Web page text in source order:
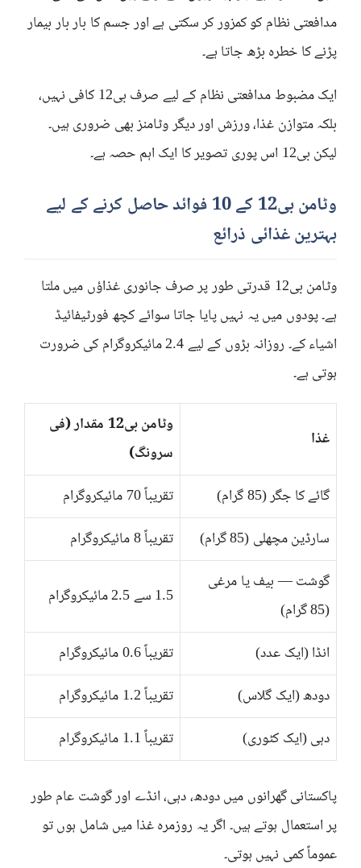
مدافعتی نظام کو کمزور کر سکتی ہے اور جسم کا بار بار بیمار
پڑنے کا خطرہ بڑھ جاتا ہے۔
ایک مضبوط مدافعتی نظام کے لیے صرف بی12 کافی نہیں،
بلکہ متوازن غذا، ورزش اور دیگر وٹامنز بھی ضروری ہیں۔
لیکن بی12 اس پوری تصویر کا ایک اہم حصہ ہے۔
وٹامن بی12 کے 10 فوائد حاصل کرنے کے لیے
بہترین غذائی ذرائع
وٹامن بی12 قدرتی طور پر صرف جانوری غذاؤں میں ملتا
ہے۔ پودوں میں یہ نہیں پایا جاتا سوائے کچھ فورٹیفائیڈ
اشیاء کے۔ روزانہ بڑوں کے لیے 2.4 مائیکروگرام کی ضرورت
ہوتی ہے۔
غذا
وٹامن بی12 مقدار (فی
سرونگ)
گائے کا جگر (85 گرام)
تقریباً 70 مائیکروگرام
سارڈین مچھلی (85 گرام)
تقریباً 8 مائیکروگرام
گوشت — بیف یا مرغی
(85 گرام)
1.5 سے 2.5 مائیکروگرام
انڈا (ایک عدد)
تقریباً 0.6 مائیکروگرام
دودھ (ایک گلاس)
تقریباً 1.2 مائیکروگرام
دہی (ایک کٹوری)
تقریباً 1.1 مائیکروگرام
پاکستانی گھرانوں میں دودھ، دہی، انڈے اور گوشت عام طور
پر استعمال ہوتے ہیں۔ اگر یہ روزمرہ غذا میں شامل ہوں تو
عموماً کمی نہیں ہوتی۔